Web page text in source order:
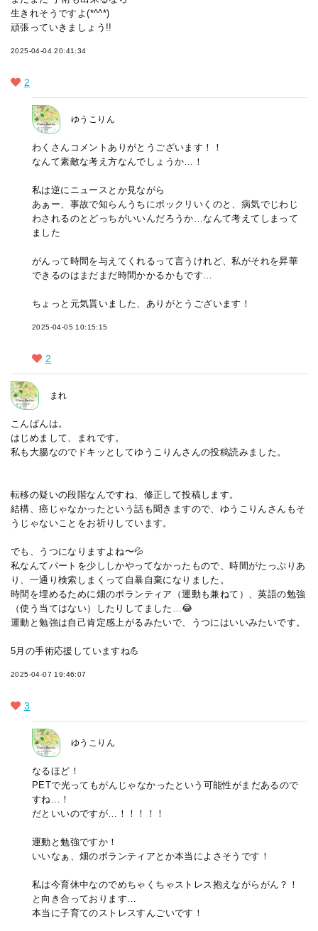
生きれそうですよ(*^^*)
頑張っていきましょう!!
2025-04-04 20:41:34
2
ゆうこりん
わくさんコメントありがとうございます！！
なんて素敵な考え方なんでしょうか…！
私は逆にニュースとか見ながら
あぁー、事故で知らんうちにポックリいくのと、病気でじわじ
わされるのとどっちがいいんだろうか…なんて考えてしまって
ました
がんって時間を与えてくれるって言うけれど、私がそれを昇華
できるのはまだまだ時間かかるかもです…
ちょっと元気貰いました、ありがとうございます！
2025-04-05 10:15:15
2
まれ
こんばんは。
はじめまして、まれです。
私も大腸なのでドキッとしてゆうこりんさんの投稿読みました。
転移の疑いの段階なんですね、修正して投稿します。
結構、癌じゃなかったという話も聞きますので、ゆうこりんさんもそ
うじゃないことをお祈りしています。
でも、うつになりますよね〜💦
私なんてパートを少ししかやってなかったもので、時間がたっぷりあ
り、一通り検索しまくって自暴自棄になりました。
時間を埋めるために畑のボランティア（運動も兼ねて）、英語の勉強
（使う当てはない）したりしてました…😂
運動と勉強は自己肯定感上がるみたいで、うつにはいいみたいです。
5月の手術応援していますね💪
2025-04-07 19:46:07
3
ゆうこりん
なるほど！
PETで光ってもがんじゃなかったという可能性がまだあるので
すね…！
だといいのですが…！！！！！
運動と勉強ですか！
いいなぁ、畑のボランティアとか本当によさそうです！
私は今育休中なのでめちゃくちゃストレス抱えながらがん？！
と向き合っております…
本当に子育てのストレスすんごいです！